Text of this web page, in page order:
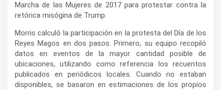
Marcha de las Mujeres de 2017 para protestar contra la
retórica misógina de Trump.
Morris calculó la participación en la protesta del Día de los
Reyes Magos en dos pasos. Primero, su equipo recopiló
datos en eventos de la mayor cantidad posible de
ubicaciones, utilizando como referencia los recuentos
publicados en periódicos locales. Cuando no estaban
disponibles, se basaron en estimaciones de los propios